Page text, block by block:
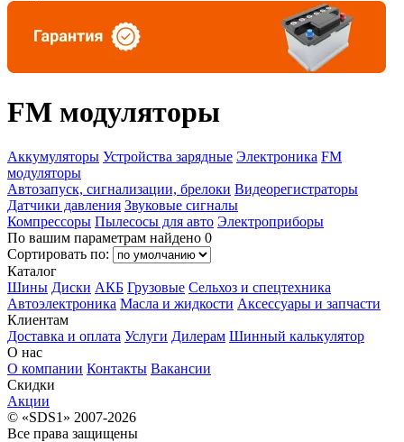
FM модуляторы
Аккумуляторы Устройства зарядные Электроника FM
модуляторы
Автозапуск, сигнализации, брелоки Видеорегистраторы
Датчики давления Звуковые сигналы
Компрессоры Пылесосы для авто Электроприборы
По вашим параметрам найдено 0
Сортировать по:
Каталог
Шины Диски АКБ Грузовые Сельхоз и спецтехника
Автоэлектроника Масла и жидкости Аксессуары и запчасти
Клиентам
Доставка и оплата Услуги Дилерам Шинный калькулятор
О нас
О компании Контакты Вакансии
Скидки
Акции
© «SDS1» 2007-2026
Все права защищены